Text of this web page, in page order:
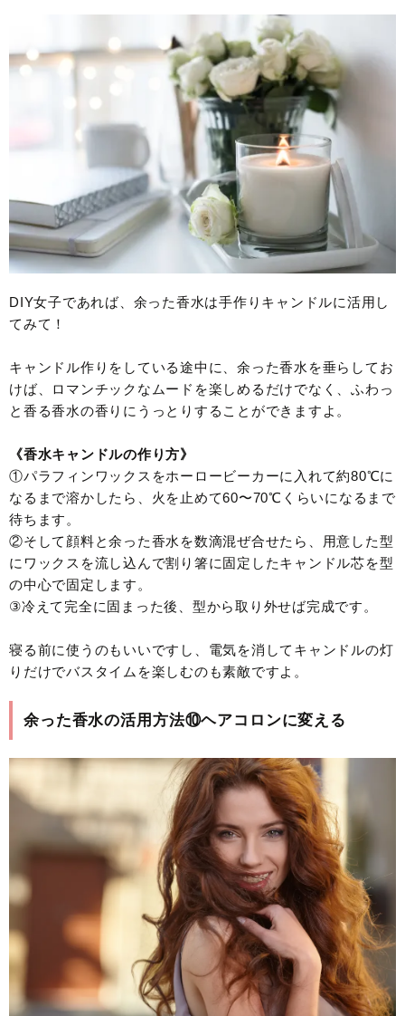
DIY女子であれば、余った香水は手作りキャンドルに活用し
てみて！
キャンドル作りをしている途中に、余った香水を垂らしてお
けば、ロマンチックなムードを楽しめるだけでなく、ふわっ
と香る香水の香りにうっとりすることができますよ。
《香水キャンドルの作り方》
①パラフィンワックスをホーロービーカーに入れて約80℃に
なるまで溶かしたら、火を止めて60〜70℃くらいになるまで
待ちます。
②そして顔料と余った香水を数滴混ぜ合せたら、用意した型
にワックスを流し込んで割り箸に固定したキャンドル芯を型
の中心で固定します。
③冷えて完全に固まった後、型から取り外せば完成です。
寝る前に使うのもいいですし、電気を消してキャンドルの灯
りだけでバスタイムを楽しむのも素敵ですよ。
余った香水の活用方法⑩ヘアコロンに変える